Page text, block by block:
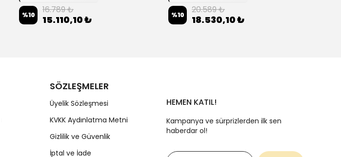
%10 16.789 ₺
15.110,10 ₺ %10 20.589 ₺
18.530,10 ₺
SÖZLEŞMELER
Üyelik Sözleşmesi
KVKK Aydınlatma Metni
Gizlilik ve Güvenlik
İptal ve İade
HEMEN KATIL!
Kampanya ve sürprizlerden ilk sen
haberdar ol!